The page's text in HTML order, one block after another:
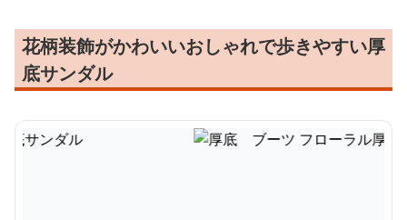
花柄装飾がかわいいおしゃれで歩きやすい厚
底サンダル